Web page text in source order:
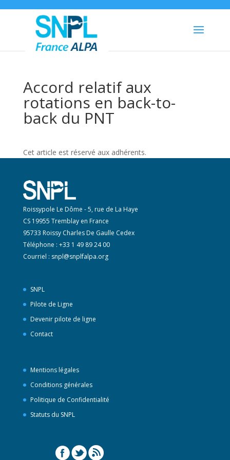
Accord relatif aux
rotations en back-to-
back du PNT
Cet article est réservé aux adhérents.
Roissypole Le Dôme - 5, rue de La Haye
CS 19955 Tremblay en France
95733 Roissy Charles De Gaulle Cedex
Téléphone : +33 1 49 89 24 00
Courriel : snpl@snplfalpa.org
SNPL
Pilote de Ligne
Devenir pilote de ligne
Contact
Mentions légales
Conditions générales
Politique de Confidentialité
Statuts du SNPL